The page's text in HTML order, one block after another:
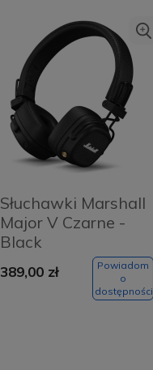
Słuchawki Marshall
Major V Czarne -
Black
389,00 zł
Powiadom
o
dostępności